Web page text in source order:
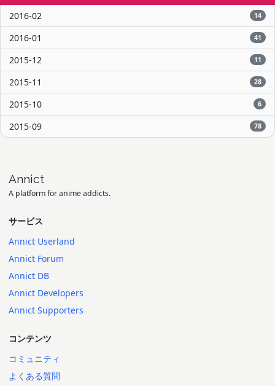
2016-02 14
2016-01 41
2015-12 11
2015-11 28
2015-10 6
2015-09 78
Annict
A platform for anime addicts.
サービス
Annict Userland
Annict Forum
Annict DB
Annict Developers
Annict Supporters
コンテンツ
コミュニティ
よくある質問